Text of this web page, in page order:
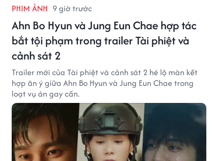
PHIM ẢNH 9 giờ trước
Ahn Bo Hyun và Jung Eun Chae hợp tác
bắt tội phạm trong trailer Tài phiệt và
cảnh sát 2
Trailer mới của Tài phiệt và cảnh sát 2 hé lộ màn kết
hợp ăn ý giữa Ahn Bo Hyun và Jung Eun Chae trong
loạt vụ án gay cấn.